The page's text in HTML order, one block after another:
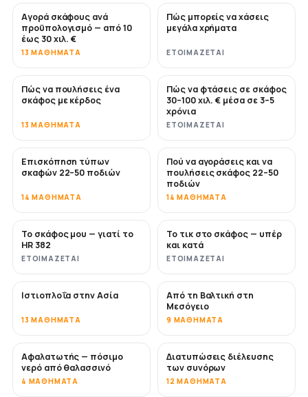
ΣΎΝΤΟΜΑ
Αγορά σκάφους ανά
προϋπολογισμό — από 10
έως 30 χιλ. €
13 ΜΑΘΉΜΑΤΑ
ΣΎΝΤΟΜΑ
Πώς μπορείς να χάσεις
μεγάλα χρήματα
ΕΤΟΙΜΆΖΕΤΑΙ
ΝΈΟ
Πώς να πουλήσεις ένα
σκάφος με κέρδος
13 ΜΑΘΉΜΑΤΑ
ΝΈΟ
Πώς να φτάσεις σε σκάφος
30–100 χιλ. € μέσα σε 3–5
χρόνια
ΕΤΟΙΜΆΖΕΤΑΙ
ΣΎΝΤΟΜΑ
Επισκόπηση τύπων
σκαφών 22–50 ποδιών
14 ΜΑΘΉΜΑΤΑ
ΣΎΝΤΟΜΑ
Πού να αγοράσεις και να
πουλήσεις σκάφος 22–50
ποδιών
14 ΜΑΘΉΜΑΤΑ
ΣΎΝΤΟΜΑ
Το σκάφος μου — γιατί το
HR 382
ΕΤΟΙΜΆΖΕΤΑΙ
ΣΎΝΤΟΜΑ
Το τικ στο σκάφος — υπέρ
και κατά
ΕΤΟΙΜΆΖΕΤΑΙ
ΣΎΝΤΟΜΑ
Ιστιοπλοΐα στην Ασία
13 ΜΑΘΉΜΑΤΑ
ΣΎΝΤΟΜΑ
Από τη Βαλτική στη
Μεσόγειο
9 ΜΑΘΉΜΑΤΑ
ΣΎΝΤΟΜΑ
Αφαλατωτής — πόσιμο
νερό από θαλασσινό
4 ΜΑΘΉΜΑΤΑ
Διατυπώσεις διέλευσης
των συνόρων
12 ΜΑΘΉΜΑΤΑ